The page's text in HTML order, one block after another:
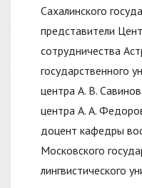
Сахалинского
представители
сотрудничества
государственного
центра А. В.
центра А. А.
доцент кафедры
Московского
лингвистического